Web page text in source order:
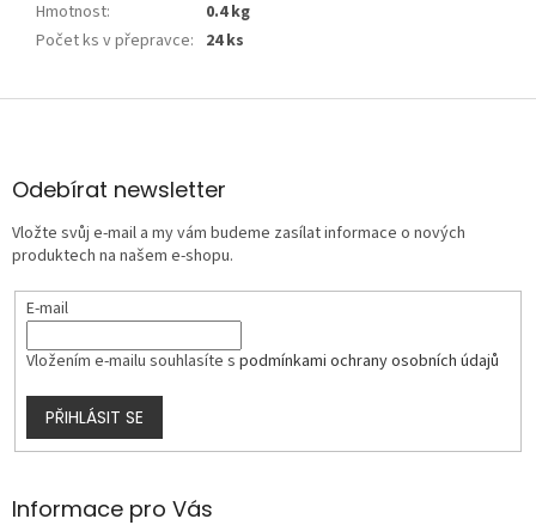
Hmotnost:
0.4 kg
Počet ks v přepravce: 24 ks
Z
aOdebírat newsletter
Vložte svůj e-mail a my vám budeme zasílat informace o nových
produktech na našem e-shopu.
E-mail
Vložením e-mailu souhlasíte s podmínkami ochrany osobních údajů
PŘIHLÁSIT SE
Informace pro Vás